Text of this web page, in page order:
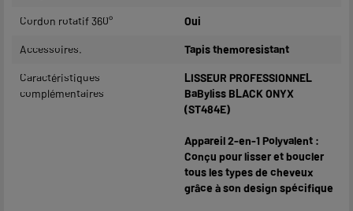
Cordon rotatif 360° Oui
Accessoires. Tapis themoresistant
Caractéristiques
complémentaires
LISSEUR PROFESSIONNEL
BaByliss BLACK ONYX
(ST484E)
Appareil 2-en-1 Polyvalent :
Conçu pour lisser et boucler
tous les types de cheveux
grâce à son design spécifique